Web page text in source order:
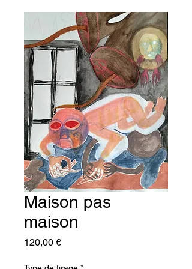
Maison pas
maison
120,00 €Prix